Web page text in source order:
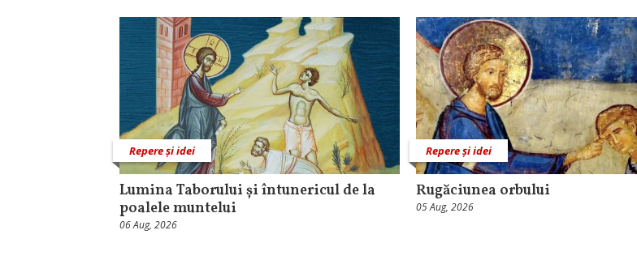
Repere și idei
Lumina Taborului și întunericul de la
poalele muntelui
06 Aug, 2026
Repere și idei
Rugăciunea orbului
05 Aug, 2026